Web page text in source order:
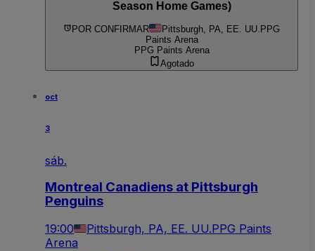
Season Home Games)
POR CONFIRMAR Pittsburgh, PA, EE. UU. PPG
Paints Arena
PPG Paints Arena
Agotado
oct
3
sáb.
Montreal Canadiens at Pittsburgh
Penguins
19:00 Pittsburgh, PA, EE. UU.PPG Paints
Arena